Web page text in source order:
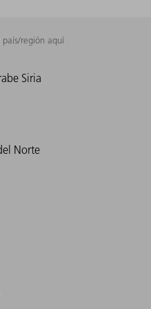
país/región aquí